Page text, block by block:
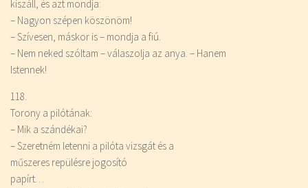
kiszáll, és azt mondja:
– Nagyon szépen köszönöm!
– Szívesen, máskor is – mondja a fiú.
– Nem neked szóltam – válaszolja az anya. – Hanem
Istennek!
118.
Torony a pilótának:
– Mik a szándékai?
– Szeretném letenni a pilóta vizsgát és a
műszeres repülésre jogosító
papírt…